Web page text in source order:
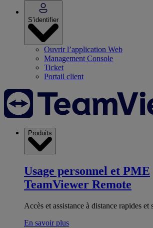
S’identifier
Ouvrir l’application Web
Management Console
Ticket
Portail client
Produits
Usage personnel et PME
TeamViewer Remote
Accès et assistance à distance rapides et
En savoir plus